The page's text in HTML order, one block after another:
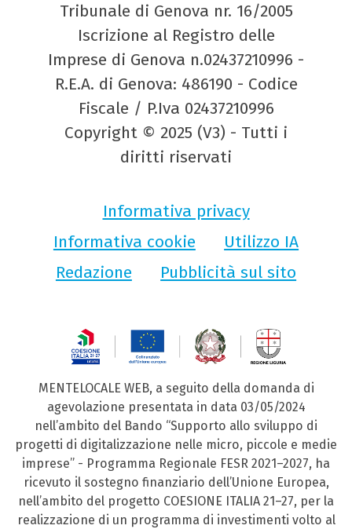
Tribunale di Genova nr. 16/2005
Iscrizione al Registro delle
Imprese di Genova n.02437210996 -
R.E.A. di Genova: 486190 - Codice
Fiscale / P.Iva 02437210996
Copyright © 2025 (V3) - Tutti i
diritti riservati
Informativa privacy
Informativa cookie
Utilizzo IA
Redazione
Pubblicità sul sito
MENTELOCALE WEB, a seguito della domanda di
agevolazione presentata in data 03/05/2024
nell’ambito del Bando “Supporto allo sviluppo di
progetti di digitalizzazione nelle micro, piccole e medie
imprese” - Programma Regionale FESR 2021–2027, ha
ricevuto il sostegno finanziario dell’Unione Europea,
nell’ambito del progetto COESIONE ITALIA 21–27, per la
realizzazione di un programma di investimenti volto al